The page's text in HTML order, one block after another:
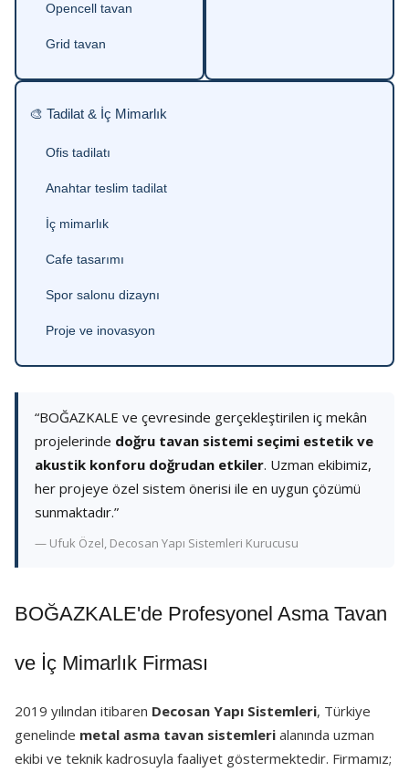
Opencell tavan
Grid tavan
🎨 Tadilat & İç Mimarlık
Ofis tadilatı
Anahtar teslim tadilat
İç mimarlık
Cafe tasarımı
Spor salonu dizaynı
Proje ve inovasyon
“BOĞAZKALE ve çevresinde gerçekleştirilen iç mekân
projelerinde doğru tavan sistemi seçimi estetik ve
akustik konforu doğrudan etkiler. Uzman ekibimiz,
her projeye özel sistem önerisi ile en uygun çözümü
sunmaktadır.”
— Ufuk Özel, Decosan Yapı Sistemleri Kurucusu
BOĞAZKALE'de Profesyonel Asma Tavan
ve İç Mimarlık Firması
2019 yılından itibaren Decosan Yapı Sistemleri, Türkiye
genelinde metal asma tavan sistemleri alanında uzman
ekibi ve teknik kadrosuyla faaliyet göstermektedir. Firmamız;